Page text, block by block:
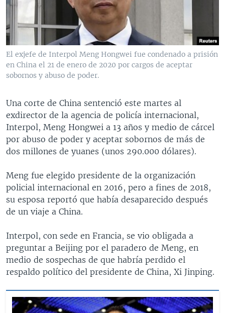
VENEZUELA
BRASIL
NICARAGUA
ECONOMÍA
ENTRETENIMIENTO Y CULTURA
TECNOLOGÍA
DEPORTES
CIENCIA Y SALUD
MULTIMEDIA
VIDEOS
FOTOGRAFÍA
AUDIOS
PROGRAMAS TV
EL MUNDO AL DÍA
FORO INTERAMERICANO
VISIÓN 360
LAS CLAVES
PANORAMA
RADIO
AVANCE INFORMATIVO
AUDIONOTICIAS
BUENOS DÍAS AMÉRICA
ESTADOS UNIDOS AL DÍA
EL MUNDO AL DÍA [RADIO]
FORO [RADIO]
DEPORTIVO INTERNACIONAL
NOTA ECONÓMICA
ENTRETENIMIENTO
DIRECT
DOCUMENTALES DE LA VOA
Learning English
SÍGANOS
Idiomas
El exjefe de Interpol Meng Hongwei fue condenado a prisión
en China el 21 de enero de 2020 por cargos de aceptar
sobornos y abuso de poder.
Una corte de China sentenció este martes al
exdirector de la agencia de policía internacional,
Interpol, Meng Hongwei a 13 años y medio de cárcel
por abuso de poder y aceptar sobornos de más de
dos millones de yuanes (unos 290.000 dólares).
Meng fue elegido presidente de la organización
policial internacional en 2016, pero a fines de 2018,
su esposa reportó que había desaparecido después
de un viaje a China.
Interpol, con sede en Francia, se vio obligada a
preguntar a Beijing por el paradero de Meng, en
medio de sospechas de que habría perdido el
respaldo político del presidente de China, Xi Jinping.